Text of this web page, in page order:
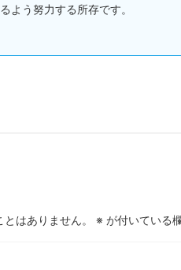
よう努力する所存です。
はありません。 ※ が付いている